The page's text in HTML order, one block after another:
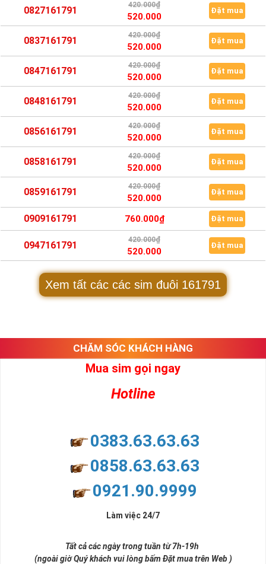
0827161791 420.000₫
520.000
Đặt mua
0837161791 420.000₫
520.000
Đặt mua
0847161791 420.000₫
520.000
Đặt mua
0848161791 420.000₫
520.000
Đặt mua
0856161791 420.000₫
520.000
Đặt mua
0858161791 420.000₫
520.000
Đặt mua
0859161791 420.000₫
520.000
Đặt mua
0909161791 760.000₫ Đặt mua
0947161791 420.000₫
520.000
Đặt mua
Xem tất các các sim đuôi 161791
CHĂM SÓC KHÁCH HÀNG
Mua sim gọi ngay
Hotline
0383.63.63.63
0858.63.63.63
0921.90.9999
Làm việc 24/7
Tất cả các ngày trong tuần từ 7h-19h
(ngoài giờ Quý khách vui lòng bấm Đặt mua trên Web )